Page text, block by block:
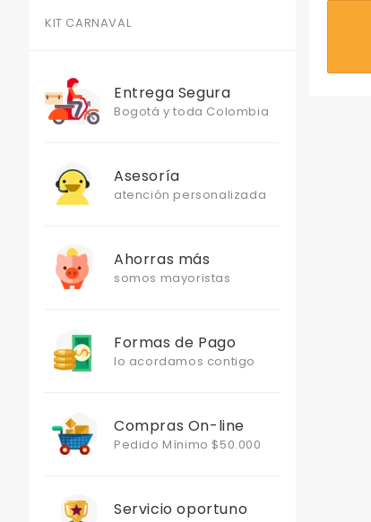
KIT CARNAVAL
Entrega Segura
Bogotá y toda Colombia
Asesoría
atención personalizada
Ahorras más
somos mayoristas
Formas de Pago
lo acordamos contigo
Compras On-line
Pedido Mínimo $50.000
Servicio oportuno